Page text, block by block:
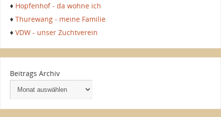
♦ Hopfenhof - da wohne ich
♦ Thurewang - meine Familie
♦ VDW - unser Zuchtverein
Beitrags Archiv